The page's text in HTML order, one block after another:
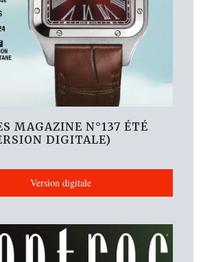
MAGAZINE N°137 ÉTÉ
DIGITALE)